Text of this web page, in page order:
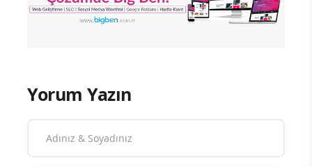
Yorum Yazın